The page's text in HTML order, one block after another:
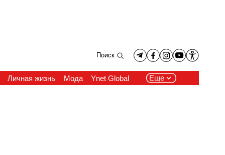
Поиск
Личная жизнь Мода Ynet Global Еще